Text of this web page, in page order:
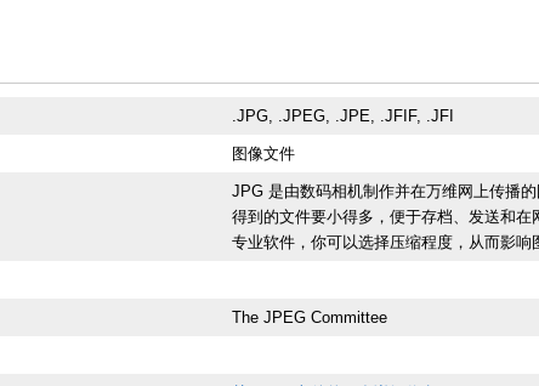
.JPG, .JPEG, .JPE, .JFIF, .JFI
图像文件
JPG 是由数码相机制作并在万维网上传播
得到的文件要小得多，便于存档、发送和
专业软件，你可以选择压缩程度，从而影响
The JPEG Committee